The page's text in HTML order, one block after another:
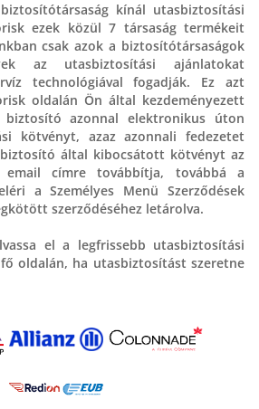
kínál utasbiztosítási
ezek közül 7 társaság termékeit
csak azok a biztosítótársaságok
az utasbiztosítási ajánlatokat
technológiával fogadják. Ez azt
oldalán Ön által kezdeményezett
azonnal elektronikus úton
kötvényt, azaz azonnali fedezetet
által kibocsátott kötvényt az
címre továbbítja, továbbá a
a Személyes Menü Szerződések
szerződéséhez letárolva.
el a legfrissebb utasbiztosítási
oldalán, ha utasbiztosítást szeretne